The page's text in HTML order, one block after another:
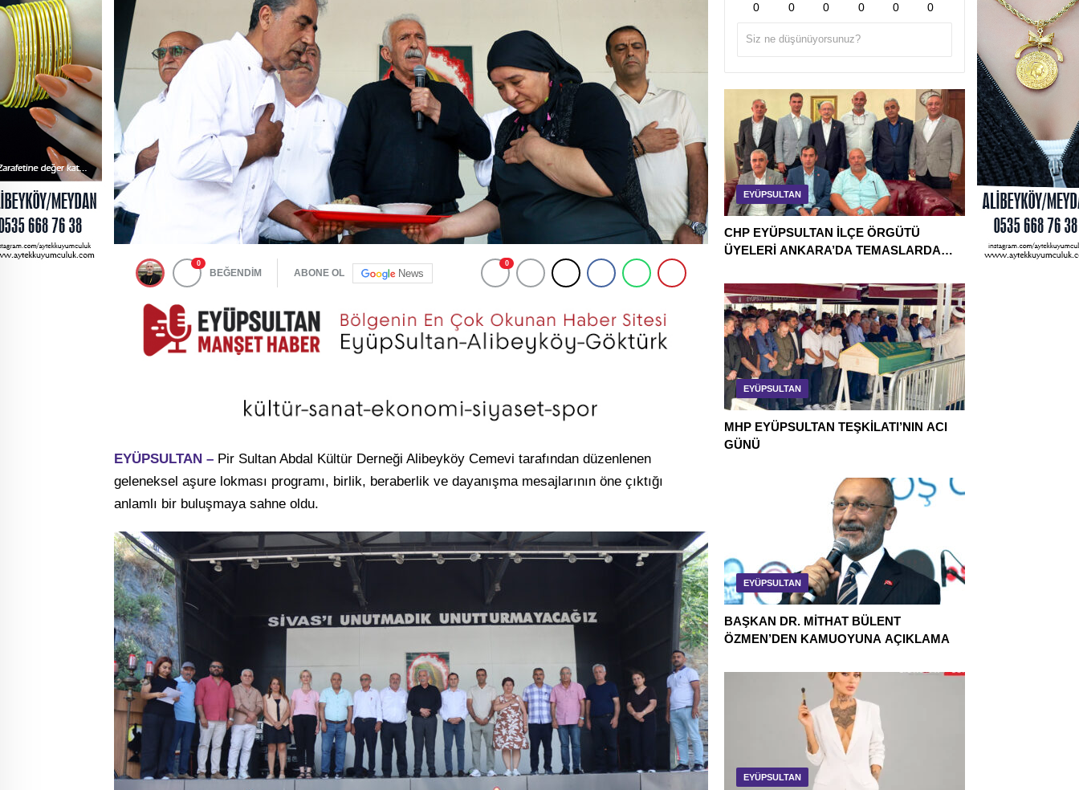
0
BEĞENDİM ABONE OL News
0
EYÜPSULTAN – Pir Sultan Abdal Kültür Derneği Alibeyköy Cemevi tarafından düzenlenen
geleneksel aşure lokması programı, birlik, beraberlik ve dayanışma mesajlarının öne çıktığı
anlamlı bir buluşmaya sahne oldu.
0 0 0 0 0 0
EYÜPSULTAN
CHP EYÜPSULTAN İLÇE ÖRGÜTÜ
ÜYELERİ ANKARA’DA TEMASLARDA
EYÜPSULTAN
MHP EYÜPSULTAN TEŞKİLATI’NIN ACI
GÜNÜ
EYÜPSULTAN
BAŞKAN DR. MİTHAT BÜLENT
ÖZMEN’DEN KAMUOYUNA AÇIKLAMA
EYÜPSULTAN